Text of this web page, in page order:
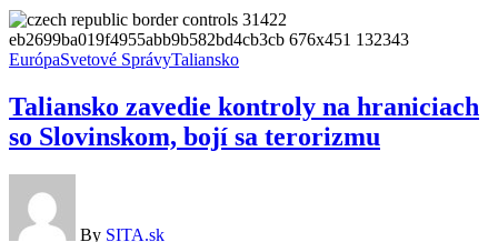
viacerými
príčinami
EurópaSvetové SprávyTaliansko
Taliansko zavedie kontroly na hraniciach
so Slovinskom, bojí sa terorizmu
By SITA.sk